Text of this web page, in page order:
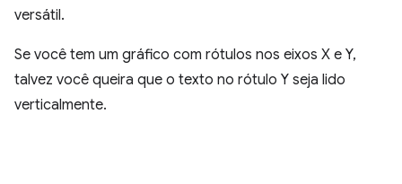
versátil.
Se você tem um gráfico com rótulos nos eixos X e Y,
talvez você queira que o texto no rótulo Y seja lido
verticalmente.